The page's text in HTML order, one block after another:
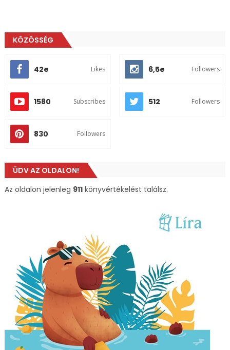
KÖZÖSSÉG
42e Likes 6,5e Followers
1580 Subscribes 512 Followers
830 Followers
ÜDV AZ OLDALON!
Az oldalon jelenleg 911könyvértékelést találsz.